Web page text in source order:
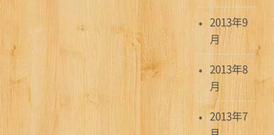
2013年9
月
2013年8
月
2013年7